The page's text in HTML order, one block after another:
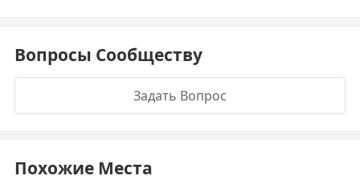
Вопросы Сообществу
Задать Вопрос
Похожие Места